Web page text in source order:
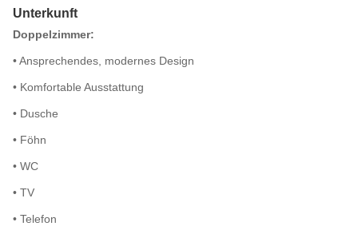
Unterkunft
Doppelzimmer:
• Ansprechendes, modernes Design
• Komfortable Ausstattung
• Dusche
• Föhn
• WC
• TV
• Telefon